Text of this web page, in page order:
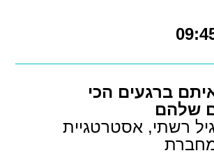
ברגעים הכי
שלהם
רשתי, אסטרטגיית